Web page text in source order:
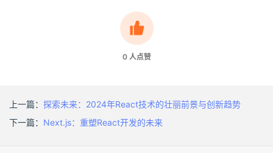
0 人点赞
上一篇： 探索未来：2024年React技术的壮丽前景与创新趋势
下一篇： Next.js：重塑React开发的未来